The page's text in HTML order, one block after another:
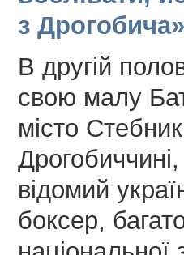
з Дрогобича»
В другій
свою малу
місто
відомий
боксер,